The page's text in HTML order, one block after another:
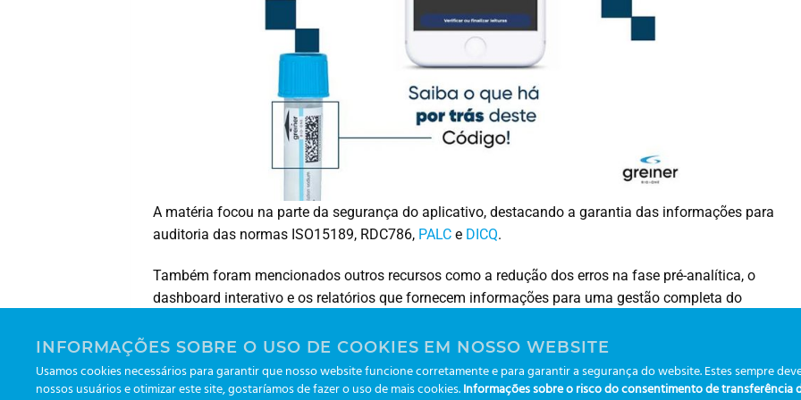
A matéria focou na parte da segurança do aplicativo, destacando a garantia das informações para
auditoria das normas ISO15189, RDC786, PALC e DICQ.
Também foram mencionados outros recursos como a redução dos erros na fase pré-analítica, o
dashboard interativo e os relatórios que fornecem informações para uma gestão completa do
INFORMAÇÕES SOBRE O USO DE COOKIES EM NOSSO WEBSITE
Usamos cookies necessários para garantir que nosso website funcione corretamente e para garantir a segurança do website. Estes sempre
nossos usuários e otimizar este site, gostaríamos de fazer o uso de mais cookies.Informações sobre o risco do consentimento de transferência